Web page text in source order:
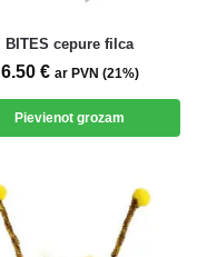
BITES cepure filca
6.50 € ar PVN (21%)
Pievienot grozam